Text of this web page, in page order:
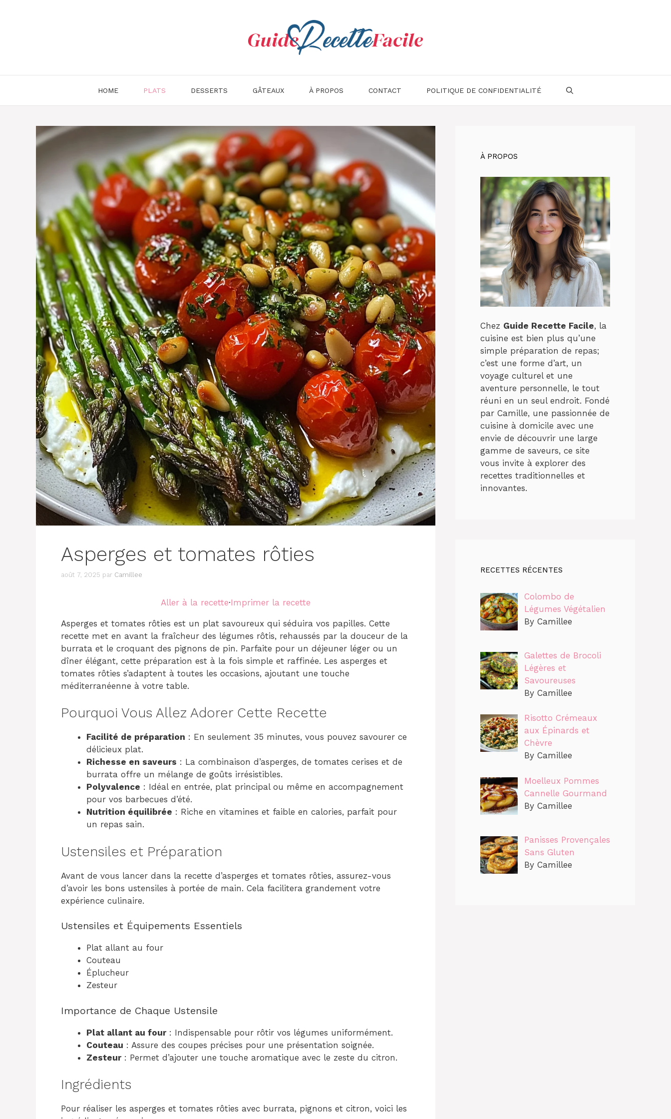
HOME PLATS DESSERTS GÂTEAUX À PROPOS CONTACT POLITIQUE DE CONFIDENTIALITÉ
Asperges et tomates rôties
août 7, 2025 par Camillee
Aller à la recette·Imprimer la recette
Asperges et tomates rôties est un plat savoureux qui séduira vos papilles. Cette
recette met en avant la fraîcheur des légumes rôtis, rehaussés par la douceur de la
burrata et le croquant des pignons de pin. Parfaite pour un déjeuner léger ou un
dîner élégant, cette préparation est à la fois simple et raffinée. Les asperges et
tomates rôties s’adaptent à toutes les occasions, ajoutant une touche
méditerranéenne à votre table.
Pourquoi Vous Allez Adorer Cette Recette
Facilité de préparation : En seulement 35 minutes, vous pouvez savourer ce
délicieux plat.
Richesse en saveurs : La combinaison d’asperges, de tomates cerises et de
burrata offre un mélange de goûts irrésistibles.
Polyvalence : Idéal en entrée, plat principal ou même en accompagnement
pour vos barbecues d’été.
Nutrition équilibrée : Riche en vitamines et faible en calories, parfait pour
un repas sain.
Ustensiles et Préparation
Avant de vous lancer dans la recette d’asperges et tomates rôties, assurez-vous
d’avoir les bons ustensiles à portée de main. Cela facilitera grandement votre
expérience culinaire.
Ustensiles et Équipements Essentiels
Plat allant au four
Couteau
Éplucheur
Zesteur
Importance de Chaque Ustensile
Plat allant au four: Indispensable pour rôtir vos légumes uniformément.
Couteau : Assure des coupes précises pour une présentation soignée.
Zesteur: Permet d’ajouter une touche aromatique avec le zeste du citron.
Ingrédients
Pour réaliser les asperges et tomates rôties avec burrata, pignons et citron, voici les
À PROPOS
Chez Guide Recette Facile, la
cuisine est bien plus qu’une
simple préparation de repas;
c’est une forme d’art, un
voyage culturel et une
aventure personnelle, le tout
réuni en un seul endroit. Fondé
par Camille, une passionnée de
cuisine à domicile avec une
envie de découvrir une large
gamme de saveurs, ce site
vous invite à explorer des
recettes traditionnelles et
innovantes.
RECETTES RÉCENTES
Colombo de
Légumes Végétalien
By Camillee
Galettes de Brocoli
Légères et
Savoureuses
By Camillee
Risotto Crémeaux
aux Épinards et
Chèvre
By Camillee
Moelleux Pommes
Cannelle Gourmand
By Camillee
Panisses Provençales
Sans Gluten
By Camillee